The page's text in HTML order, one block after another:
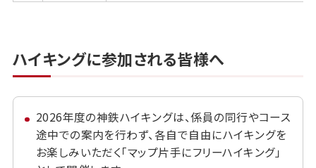
ハイキングに参加される皆様へ
2026年度の神鉄ハイキングは、係員の同行やコース
途中での案内を行わず、各自で自由にハイキングを
お楽しみいただく「マップ片手にフリーハイキング」